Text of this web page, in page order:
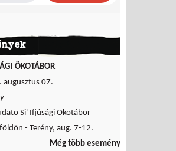
ÖKOTÁBOR
augusztus 07.
Si' Ifjúsági Ökotábor
- Terény, aug. 7-12.
Még több esemény